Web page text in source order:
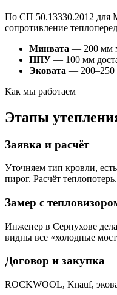
По СП 50.13330.2012 для
сопротивление
Минвата — 200 мм
ППУ — 100 мм
Эковата —
Как мы работаем
Этапы
Заявка и расчёт
Уточняем тип кровли,
пирог. Расчёт теплопотерь.
Замер с
Инженер в Серпухове
видны все «холодные
Договор и закупка
ROCKWOOL, Knauf,